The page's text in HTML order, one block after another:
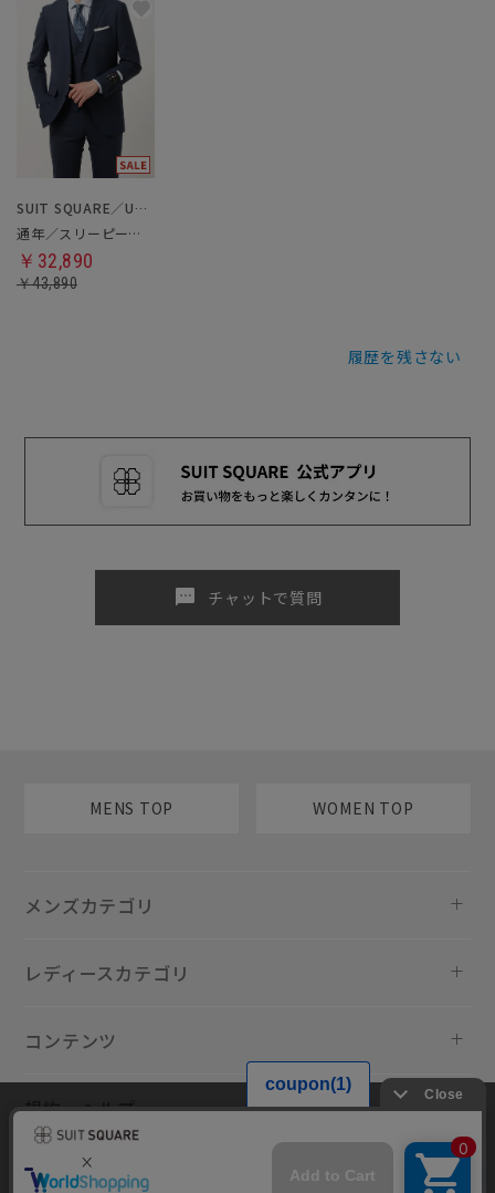
SUIT SQUARE／UNIVERSAL LANGUAGE
通年／スリーピーススーツ／フォーマル兼用
￥32,890
￥43,890
履歴を残さない
sms チャットで質問
MENS TOP WOMEN TOP
メンズカテゴリ
レディースカテゴリ
コンテンツ
規約・ヘルプ
当サイトでは利用体験の向上およびコンテンツの最適な提供、トラフィ
ックの分析を目的としてCookieを使用しています。サイトの閲覧を継続
された場合、Cookieの利用に同意したものといたします。詳細について